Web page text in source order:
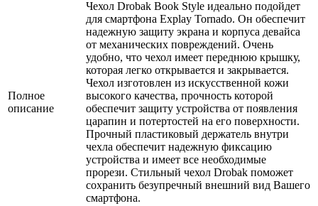
Полное
описание
Чехол Drobak Book Style идеально подойдет
для смартфона Explay Tornado. Он обеспечит
надежную защиту экрана и корпуса девайса
от механических повреждений. Очень
удобно, что чехол имеет переднюю крышку,
которая легко открывается и закрывается.
Чехол изготовлен из искусственной кожи
высокого качества, прочность которой
обеспечит защиту устройства от появления
царапин и потертостей на его поверхности.
Прочный пластиковый держатель внутри
чехла обеспечит надежную фиксацию
устройства и имеет все необходимые
прорези. Стильный чехол Drobak поможет
сохранить безупречный внешний вид Вашего
смартфона.